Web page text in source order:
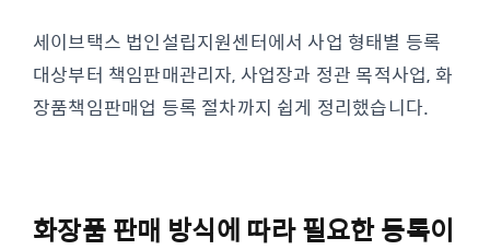
세이브택스 법인설립지원센터에서 사업 형태별 등록
대상부터 책임판매관리자, 사업장과 정관 목적사업, 화
장품책임판매업 등록 절차까지 쉽게 정리했습니다.
화장품 판매 방식에 따라 필요한 등록이